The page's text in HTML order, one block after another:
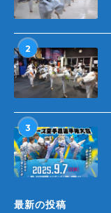
2
3
最新の投稿